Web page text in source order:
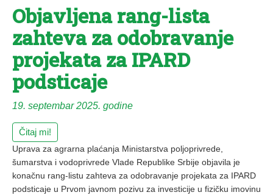
Objavljena rang-lista
zahteva za odobravanje
projekata za IPARD
podsticaje
19. septembar 2025. godine
Čitaj mi!
Uprava za agrarna plaćanja Ministarstva poljoprivrede,
šumarstva i vodoprivrede Vlade Republike Srbije objavila je
konačnu rang-listu zahteva za odobravanje projekata za IPARD
podsticaje u Prvom javnom pozivu za investicije u fizičku imovinu